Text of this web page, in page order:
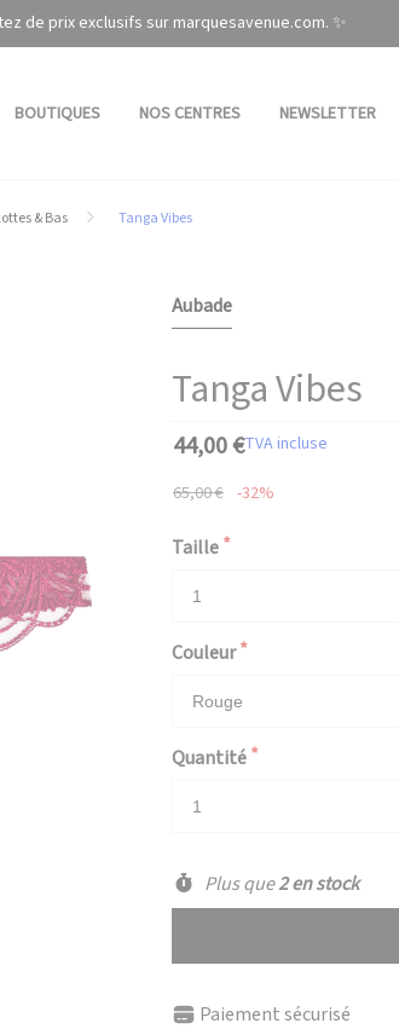
de prix exclusifs sur marquesavenue.com. ✨
BOUTIQUES NOS CENTRES NEWSLETTER
& Bas Tanga Vibes
Aubade
Tanga Vibes
44,00 €TVA incluse
65,00 € -32%
Taille
Couleur
Quantité
Plus que2 en stock
Paiement sécurisé